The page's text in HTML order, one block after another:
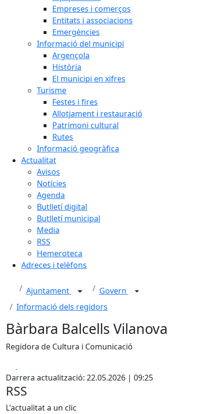
Empreses i comerços
Entitats i associacions
Emergències
Informació del municipi
Argençola
Història
El municipi en xifres
Turisme
Festes i fires
Allotjament i restauració
Patrimoni cultural
Rutes
Informació geogràfica
Actualitat
Avisos
Notícies
Agenda
Butlletí digital
Butlletí municipal
Media
RSS
Hemeroteca
Adreces i telèfons
Ajuntament
Govern
Informació dels regidors
Bàrbara Balcells Vilanova
Regidora de Cultura i Comunicació
Darrera actualització: 22.05.2026 | 09:25
RSS
L'actualitat a un clic